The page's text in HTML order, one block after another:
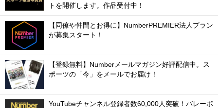
トを開催します。作品受付中！
【同僚や仲間とお得に】NumberPREMIER法人プラン
が募集スタート！
【登録無料】Numberメールマガジン好評配信中。ス
ポーツの「今」をメールでお届け！
YouTubeチャンネル登録者数60,000人突破！バレーボ